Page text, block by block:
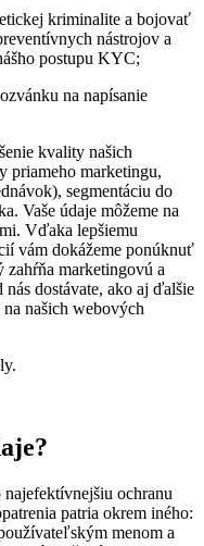
kriminalite a bojovať
nástrojov a
postupu KYC;
na napísanie
kvality našich
priameho marketingu,
segmentáciu do
Vaše údaje môžeme na
Vďaka lepšiemu
vám dokážeme ponúknuť
marketingovú a
dostávate, ako aj ďalšie
našich webových
najefektívnejšiu ochranu
patria okrem iného:
menom a